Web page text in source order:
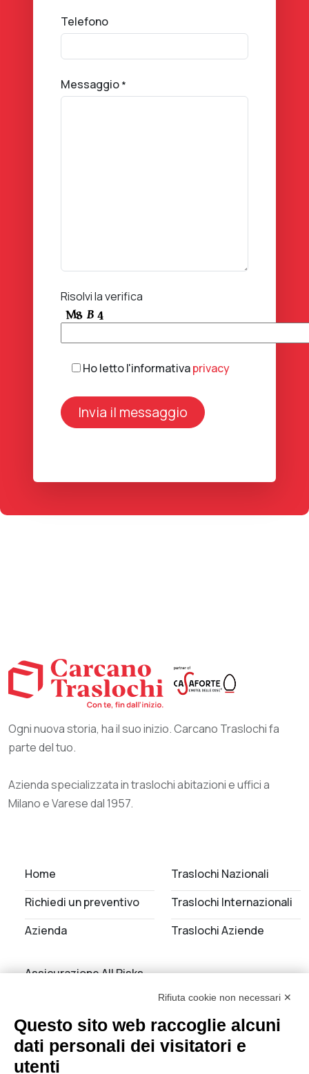
Telefono
Messaggio *
Risolvi la verifica
Ho letto l'informativaprivacy
Ogni nuova storia, ha il suo inizio. Carcano Traslochi fa
parte del tuo.
Azienda specializzata in traslochi abitazioni e uffici a
Milano e Varese dal 1957.
Home
Richiedi un preventivo
Azienda
Traslochi Nazionali
Traslochi Internazionali
Traslochi Aziende
Assicurazione All Risks
Servizi di deposito
Rifiuta cookie non necessari ✕
Questo sito web raccoglie alcuni
dati personali dei visitatori e
utenti